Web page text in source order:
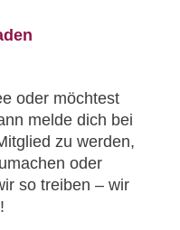
oder möchtest
melde dich bei
zu werden,
oder
so treiben – wir